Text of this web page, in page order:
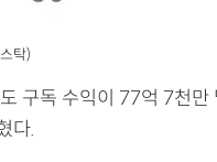
탁)
구독 수익이 77억 7천
다.